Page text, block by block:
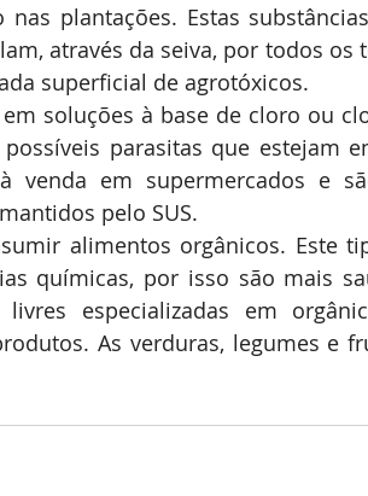
nas plantações. Estas
através da seiva, por todos os
superficial de agrotóxicos.
soluções à base de cloro ou
parasitas que estejam
venda em supermercados e
pelo SUS.
alimentos orgânicos. Este
químicas, por isso são mais
especializadas em
As verduras, legumes e